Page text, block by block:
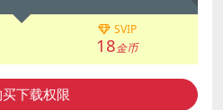
SVIP
18金币
买下载权限